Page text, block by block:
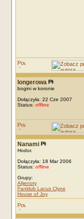
longerowa
bogini w koronie
Dołączyła: 22 Cze 2007
Status: offline
Nanami
Hodor.
Dołączyła: 18 Mar 2006
Status: offline
Grupy:
Alijenoty
Fanklub Lacus Clyne
House of Joy